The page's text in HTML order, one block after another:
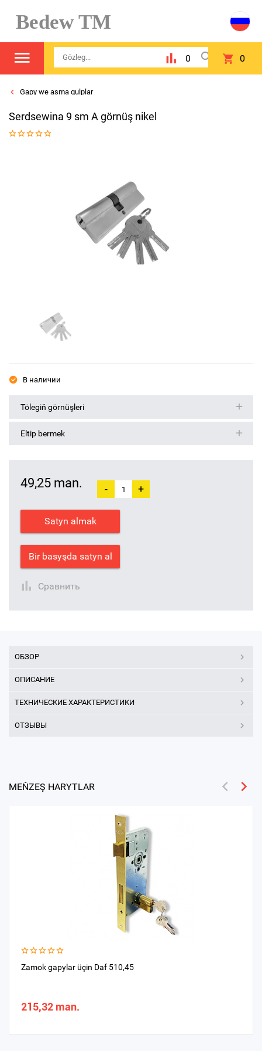
Bedew TM
0 0
Gapy we asma gulplar
Serdsewina 9 sm A görnüş nikel
В наличии
Tölegiň görnüşleri
Eltip bermek
49,25 man. - +
Satyn almak
Bir basyşda satyn al
Сравнить
ОБЗОР
ОПИСАНИЕ
ТЕХНИЧЕСКИЕ ХАРАКТЕРИСТИКИ
ОТЗЫВЫ
MEŇZEŞ HARYTLAR
Zamok gapylar üçin Daf 510,45
215,32 man.